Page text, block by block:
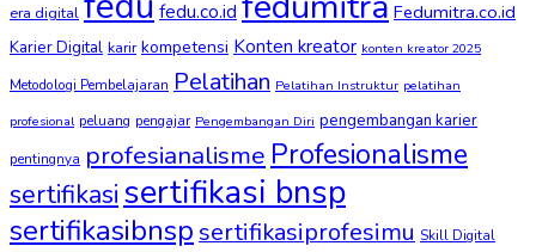
era digital fedu.co.id Fedumitra.co.id
Karier Digital karir kompetensi Konten kreator konten kreator 2025
Metodologi Pembelajaran Pelatihan Pelatihan Instruktur pelatihan
profesional peluang pengajar Pengembangan Diri pengembangan karier
pentingnya profesianalisme Profesionalisme
sertifikasi sertifikasi bnsp
sertifikasibnsp sertifikasiprofesimu Skill Digital